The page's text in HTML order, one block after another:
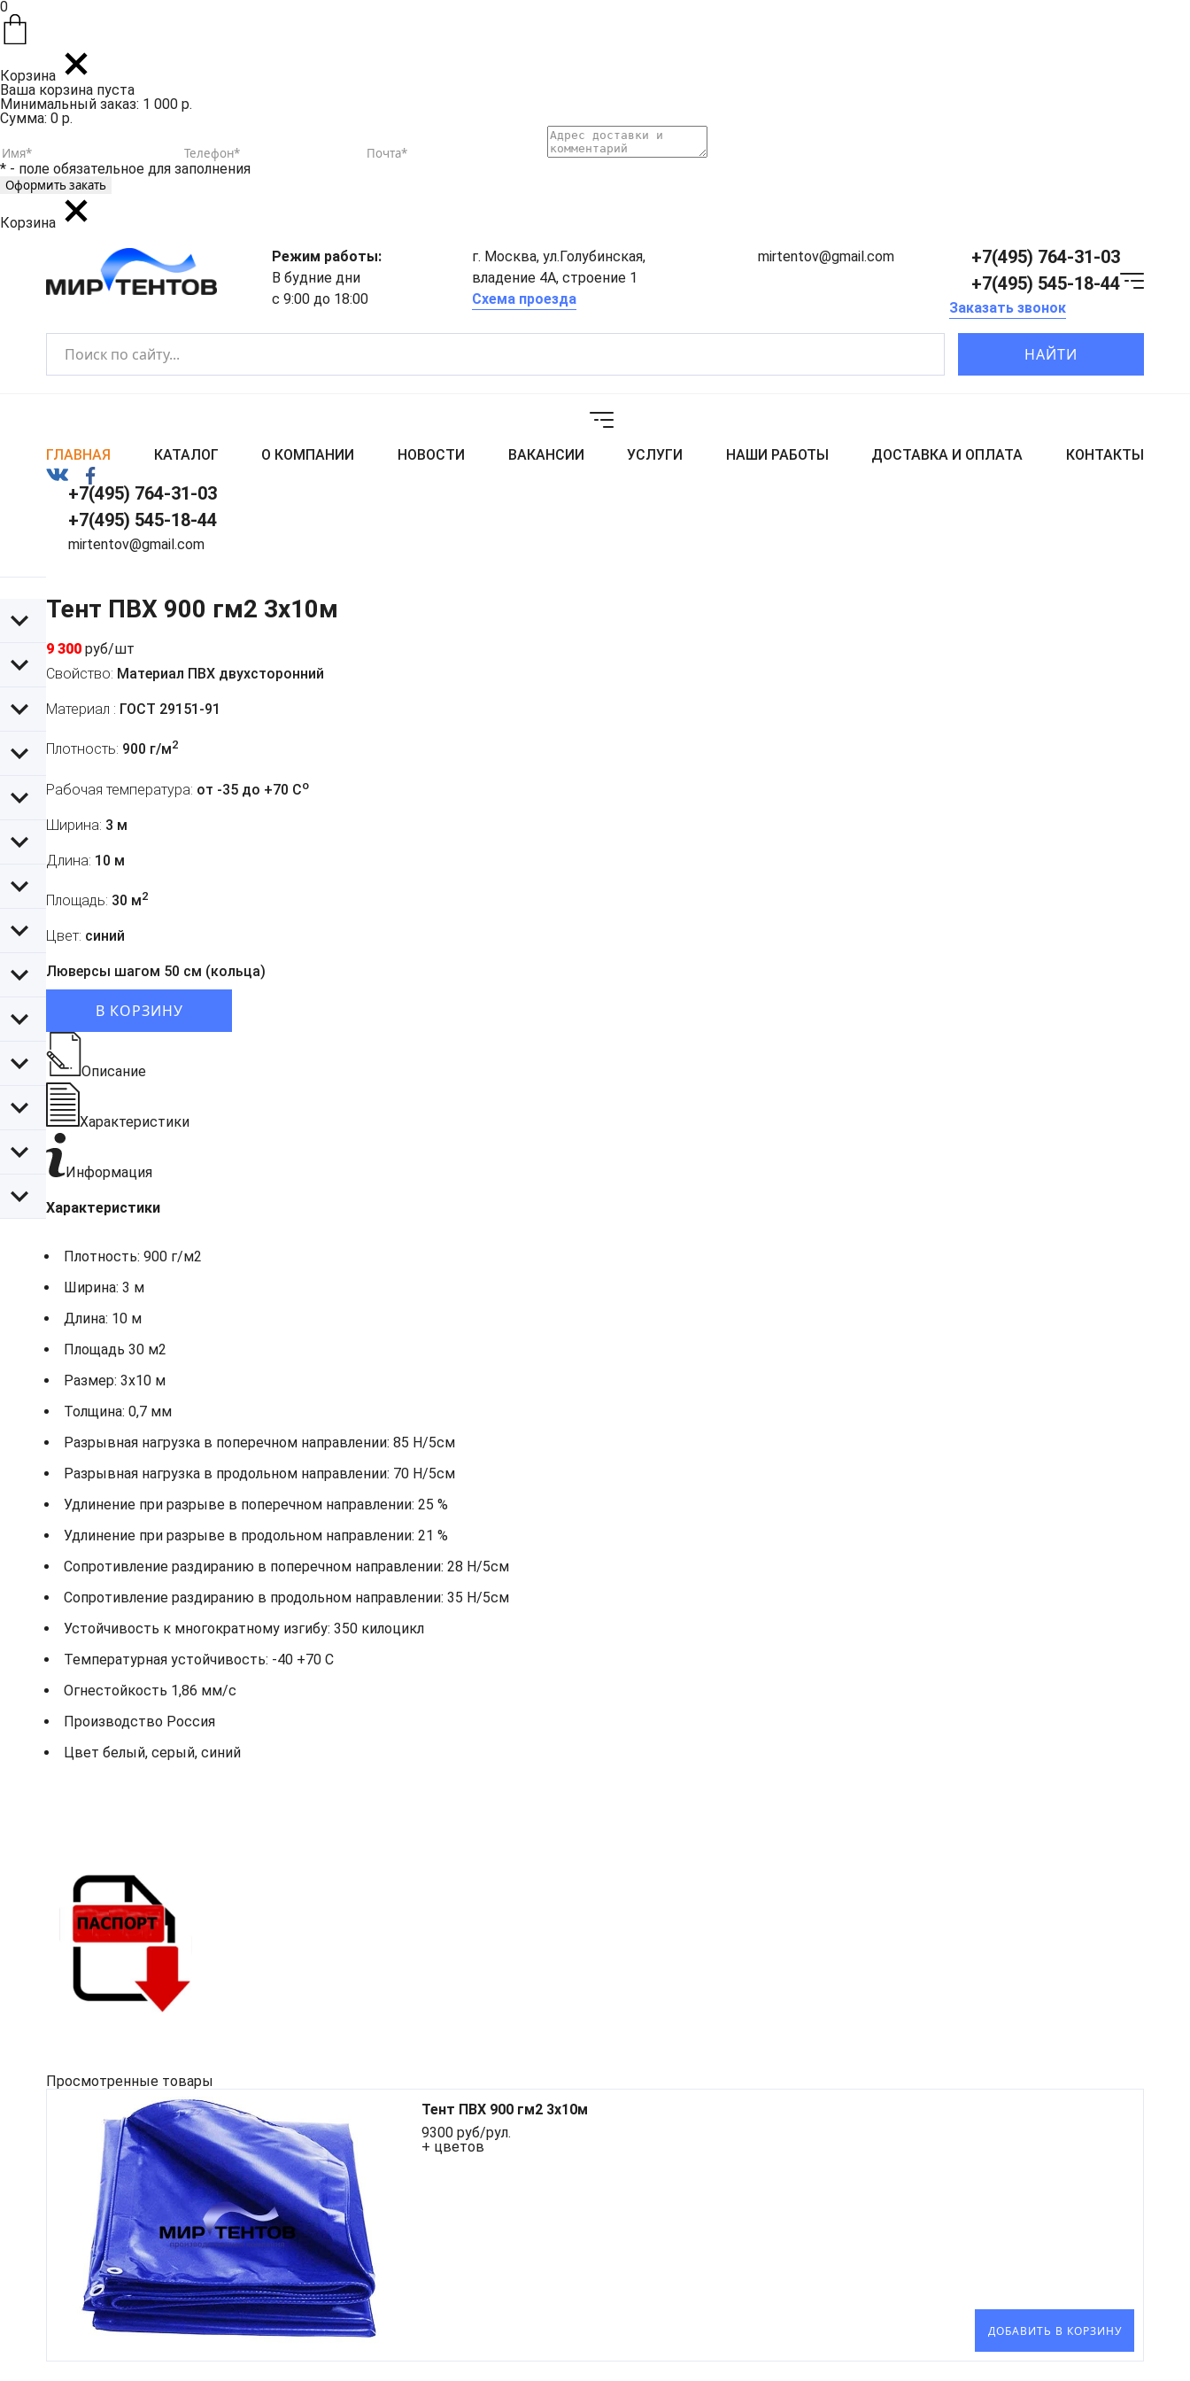
0
Корзина
Ваша корзина пуста
Минимальный заказ: 1 000 р.
Сумма: 0 р.
* - поле обязательное для заполнения
Корзина
Режим работы:
В будние дни
с 9:00 до 18:00
г. Москва, ул.Голубинская,
владение 4А, строение 1
Схема проезда
mirtentov@gmail.com
+7(495) 764-31-03
+7(495) 545-18-44
Заказать звонок
НАЙТИ
ГЛАВНАЯ КАТАЛОГ О КОМПАНИИ НОВОСТИ ВАКАНСИИ УСЛУГИ НАШИ РАБОТЫ ДОСТАВКА И ОПЛАТА КОНТАКТЫ
+7(495) 764-31-03
+7(495) 545-18-44
mirtentov@gmail.com
Тент ПВХ 900 гм2 3х10м
9 300 руб/шт
Свойство: Материал ПВХ двухсторонний
Материал : ГОСТ 29151-91
Плотность: 900 г/м2
Рабочая температура: от -35 до +70 Co
Ширина: 3 м
Длина: 10 м
Площадь: 30 м2
Цвет: синий
Люверсы шагом 50 см (кольца)
В КОРЗИНУ
Описание
Характеристики
Информация
Характеристики
Плотность: 900 г/м2
Ширина: 3 м
Длина: 10 м
Площадь 30 м2
Размер: 3х10 м
Толщина: 0,7 мм
Разрывная нагрузка в поперечном направлении: 85 Н/5см
Разрывная нагрузка в продольном направлении: 70 Н/5см
Удлинение при разрыве в поперечном направлении: 25 %
Удлинение при разрыве в продольном направлении: 21 %
Сопротивление раздиранию в поперечном направлении: 28 Н/5см
Сопротивление раздиранию в продольном направлении: 35 Н/5см
Устойчивость к многократному изгибу: 350 килоцикл
Температурная устойчивость: -40 +70 С
Огнестойкость 1,86 мм/с
Производство Россия
Цвет белый, серый, синий
Просмотренные товары
Тент ПВХ 900 гм2 3х10м
9300 руб/рул.
+ цветов